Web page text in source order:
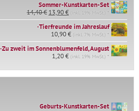
Sommer-Kunstkarten-Set
14,40€ Ursprünglicher
Preis
war:
14,40 €
13,90€Aktueller
Preis
ist:
13,90 €.
(inkl. 19% MwSt.) *
∙Tierfreunde im Jahreslauf
10,90€ (inkl. 7% MwSt.) *
∙Zu zweit im Sonnenblumenfeld, August
1,20€ (inkl. 19% MwSt.) *
Geburts-Kunstkarten-Set